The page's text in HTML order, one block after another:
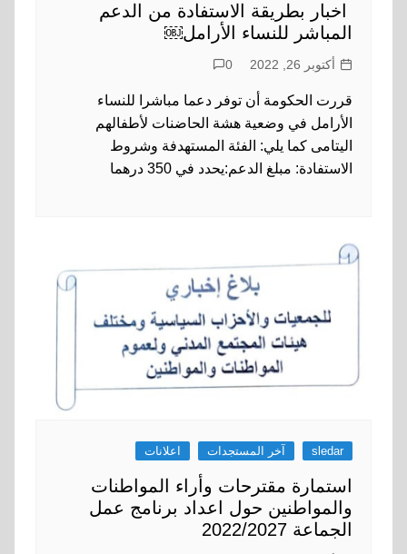
اخبار بطريقة الاستفادة من الدعم
المباشر للنساء الأرامل￼
أكتوبر 26, 2022 0
قررت الحكومة أن توفر دعما مباشرا للنساء
الأرامل في وضعية هشة الحاضنات لأطفالهم
اليتامى كما يلي: الفئة المستهدفة وشروط
الاستفادة: مبلغ الدعم:يحدد في 350 درهما
sledar آخر المستجدات اعلانات
استمارة مقترحات وأراء المواطنات
والمواطنين حول اعداد برنامج عمل
الجماعة 2022/2027